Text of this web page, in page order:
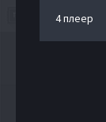
4 плеер